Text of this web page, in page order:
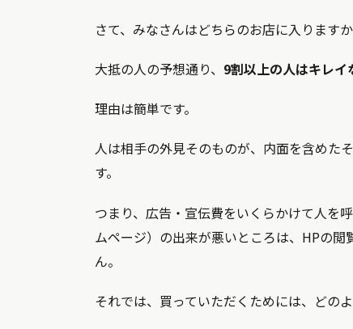
さて、みなさんはどちらのお店に入ります
大抵の人の予想通り、 9割以上の人はキレ
理由は簡単です。
人は相手の外見そのものが、内面を含めた
す。
つまり、広告・宣伝費をいくらかけて人を
ムページ）の出来が悪いところは、HPの
ん。
それでは、買っていただくためには、どの